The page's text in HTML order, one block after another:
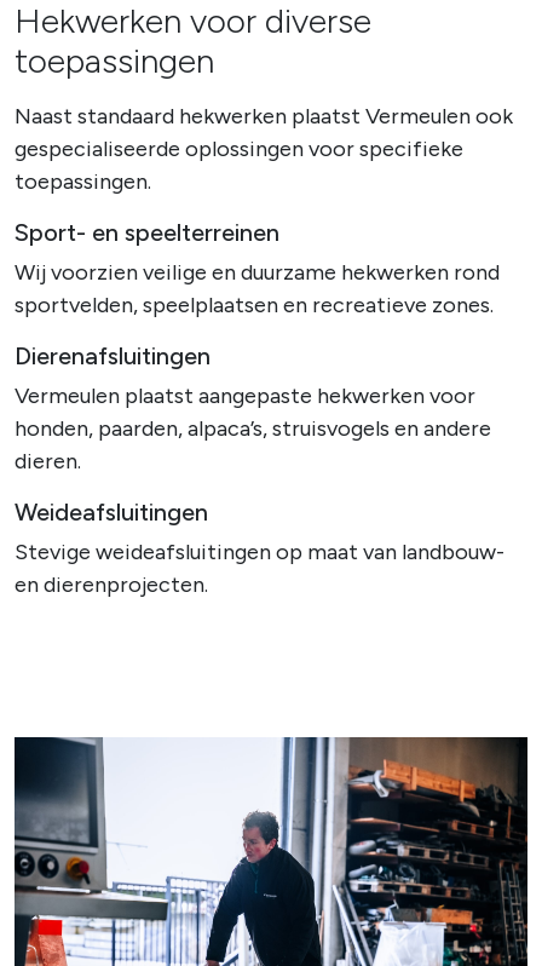
Hekwerken voor diverse
toepassingen
Naast standaard hekwerken plaatst Vermeulen ook
gespecialiseerde oplossingen voor specifieke
toepassingen.
Sport- en speelterreinen
Wij voorzien veilige en duurzame hekwerken rond
sportvelden, speelplaatsen en recreatieve zones.
Dierenafsluitingen
Vermeulen plaatst aangepaste hekwerken voor
honden, paarden, alpaca’s, struisvogels en andere
dieren.
Weideafsluitingen
Stevige weideafsluitingen op maat van landbouw-
en dierenprojecten.